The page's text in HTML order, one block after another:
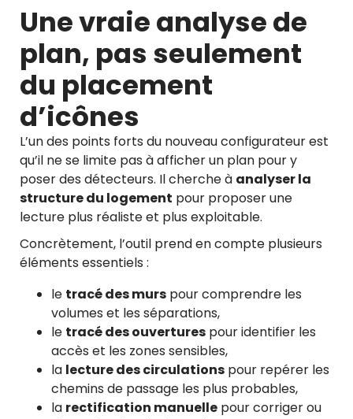
Une vraie analyse de
plan, pas seulement
du placement
d’icônes
L’un des points forts du nouveau configurateur est
qu’il ne se limite pas à afficher un plan pour y
poser des détecteurs. Il cherche à analyser la
structure du logement pour proposer une
lecture plus réaliste et plus exploitable.
Concrètement, l’outil prend en compte plusieurs
éléments essentiels :
le tracé des murs pour comprendre les
volumes et les séparations,
le tracé des ouvertures pour identifier les
accès et les zones sensibles,
la lecture des circulations pour repérer les
chemins de passage les plus probables,
la rectification manuelle pour corriger ou